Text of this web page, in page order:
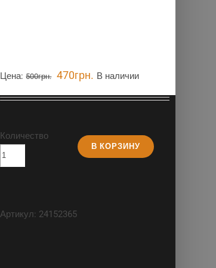
Цена:500грн. 470грн. В наличии
Количество
В КОРЗИНУ
Артикул: 24152365